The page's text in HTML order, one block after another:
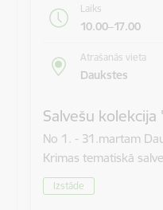
Laiks
10.00–17.00
Atrašanās vieta
Daukstes
Salvešu
No 1. - 31.martam
Krimas tematiskā
Izstāde